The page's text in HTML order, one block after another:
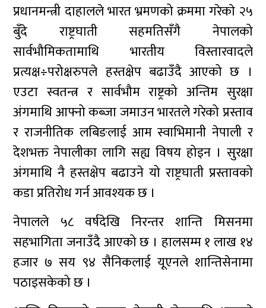
प्रधानमन्त्री दाहालले भारत भ्रमणको क्रममा गरेकाे २५
बुँदे राष्ट्रघाती सहमतिसँगै नेपालको
सार्वभौमिकतामाथि भारतीय विस्तारवादले
प्रत्यक्ष÷परोक्षरुपले हस्तक्षेप बढाउँदै आएको छ ।
एउटा स्वतन्त्र र सार्वभौम राष्ट्रको अन्तिम सुरक्षा
अंगमाथि आफ्नो कब्जा जमाउन भारतले गरेको प्रस्ताव
र राजनीतिक लबिङलाई आम स्वाभिमानी नेपाली र
देशभक्त नेपालीका लागि सह्य विषय होइन । सुरक्षा
अंगमाथि नै हस्तक्षेप बढाउने यो राष्ट्रघाती प्रस्तावको
कडा प्रतिरोध गर्न आवश्यक छ ।
नेपालले ५८ वर्षदेखि निरन्तर शान्ति मिसनमा
सहभागिता जनाउँदै आएको छ । हालसम्म १ लाख १४
हजार ७ सय ९४ सैनिकलाई यूएनले शान्तिसेनामा
पठाइसकेको छ ।